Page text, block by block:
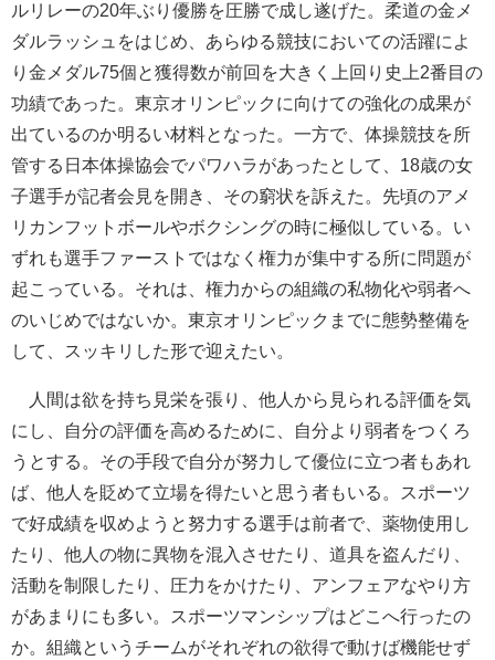
ルリレーの20年ぶり優勝を圧勝で成し遂げた。柔道の金メ
ダルラッシュをはじめ、あらゆる競技においての活躍によ
り金メダル75個と獲得数が前回を大きく上回り史上2番目の
功績であった。東京オリンピックに向けての強化の成果が
出ているのか明るい材料となった。一方で、体操競技を所
管する日本体操協会でパワハラがあったとして、18歳の女
子選手が記者会見を開き、その窮状を訴えた。先頃のアメ
リカンフットボールやボクシングの時に極似している。い
ずれも選手ファーストではなく権力が集中する所に問題が
起こっている。それは、権力からの組織の私物化や弱者へ
のいじめではないか。東京オリンピックまでに態勢整備を
して、スッキリした形で迎えたい。
人間は欲を持ち見栄を張り、他人から見られる評価を気
にし、自分の評価を高めるために、自分より弱者をつくろ
うとする。その手段で自分が努力して優位に立つ者もあれ
ば、他人を貶めて立場を得たいと思う者もいる。スポーツ
で好成績を収めようと努力する選手は前者で、薬物使用し
たり、他人の物に異物を混入させたり、道具を盗んだり、
活動を制限したり、圧力をかけたり、アンフェアなやり方
があまりにも多い。スポーツマンシップはどこへ行ったの
か。組織というチームがそれぞれの欲得で動けば機能せず